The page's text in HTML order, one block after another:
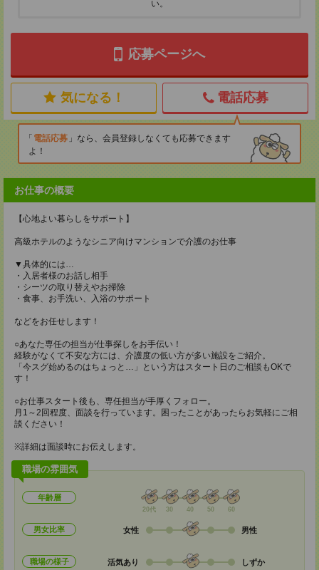
い。
応募ページへ
気になる！ 電話応募
電話応募
なら、会員登録しなくても応募できます
よ！
お仕事の概要
【心地よい暮らしをサポート】
高級ホテルのようなシニア向けマンションで介護のお仕事
▼具体的には…
・入居者様のお話し相手
・シーツの取り替えやお掃除
・食事、お手洗い、入浴のサポート
などをお任せします！
○あなた専任の担当が仕事探しをお手伝い！
経験がなくて不安な方には、介護度の低い方が多い施設をご紹介。
「今スグ始めるのはちょっと…」という方はスタート日のご相談もOKで
す！
○お仕事スタート後も、専任担当が手厚くフォロー。
月1～2回程度、面談を行っています。困ったことがあったらお気軽にご相
談ください！
※詳細は面談時にお伝えします。
職場の雰囲気
年齢層
20代 30 40 50 60
男女比率 女性 男性
職場の様子 活気あり しずか